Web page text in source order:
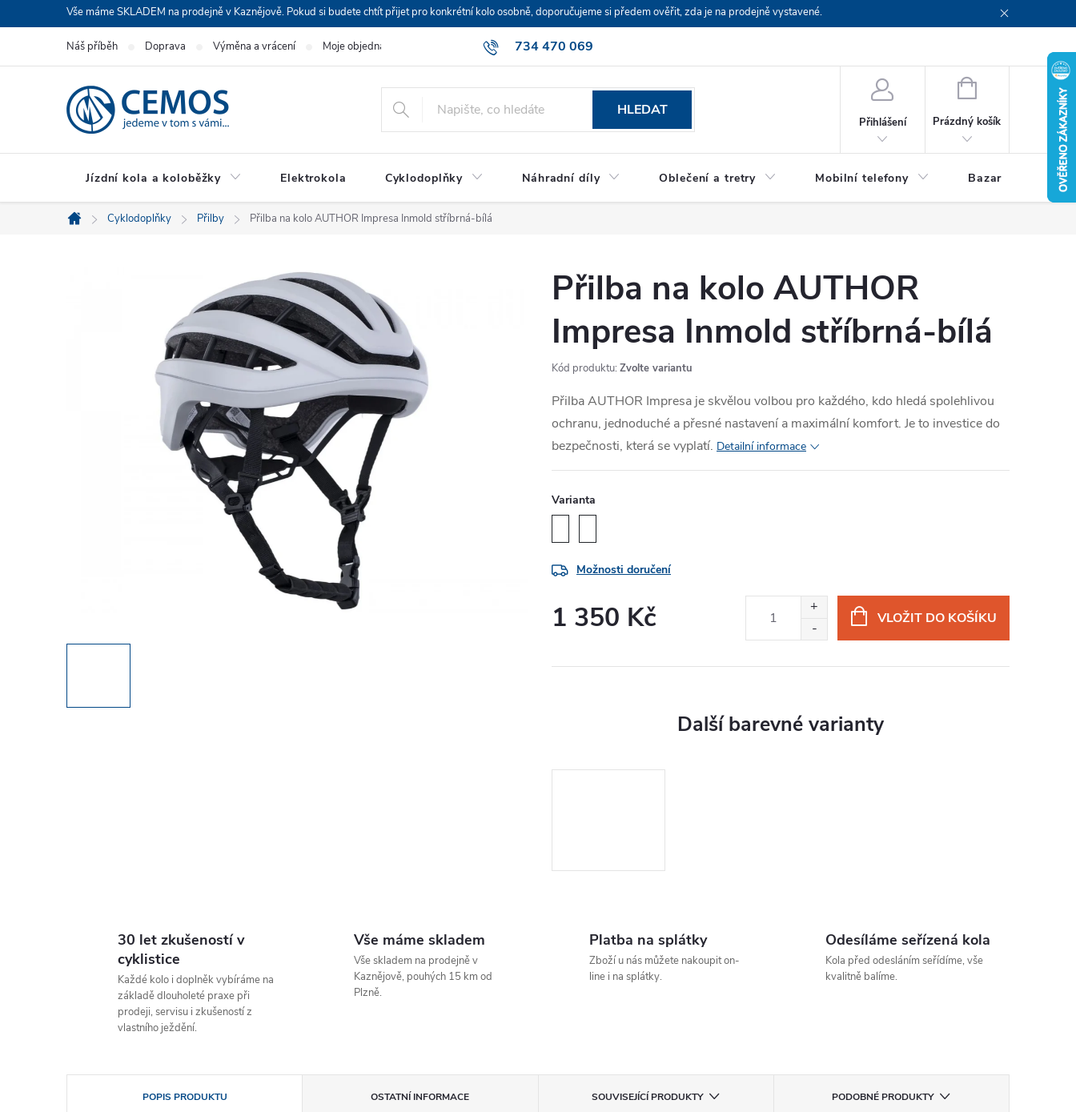
na
Vše máme SKLADEM na prodejně v Kaznějově. Pokud si budete chtít přijet pro konkrétní kolo osobně, doporučujeme si předem ověřit, zda je na prodejně vystavené.
734 470 069
Náš příběh Doprava Výměna a vrácení Moje objednávka
HLEDAT
Přihlášení
NÁKUPNÍ
Prázdný košík
Jízdní kola a koloběžky Elektrokola Cyklodoplňky Náhradní díly Oblečení a tretry Mobilní telefony Bazar Servis
Domů
Cyklodoplňky Přilby Přilba na kolo AUTHOR Impresa Inmold stříbrná-bílá
Přilba na kolo AUTHOR
Impresa Inmold stříbrná-bílá
Kód produktu: Zvolte variantu
Přilba AUTHOR Impresa je skvělou volbou pro každého, kdo hledá spolehlivou
ochranu, jednoduché a přesné nastavení a maximální komfort. Je to investice do
bezpečnosti, která se vyplatí. Detailní informace
Varianta
Možnosti doručení
1 350 Kč VLOŽIT DO KOŠÍKU
30 let zkušeností v
cyklistice
Každé kolo i doplněk vybíráme na
základě dlouholeté praxe při
prodeji, servisu i zkušeností z
vlastního ježdění.
Vše máme skladem
Vše skladem na prodejně v
Kaznějově, pouhých 15 km od
Plzně.
Platba na splátky
Zboží u nás můžete nakoupit on-
line i na splátky.
Odesíláme seřízená kola
Kola před odesláním seřídíme, vše
kvalitně balíme.
POPIS PRODUKTU OSTATNÍ INFORMACE SOUVISEJÍCÍ PRODUKTY PODOBNÉ PRODUKTY